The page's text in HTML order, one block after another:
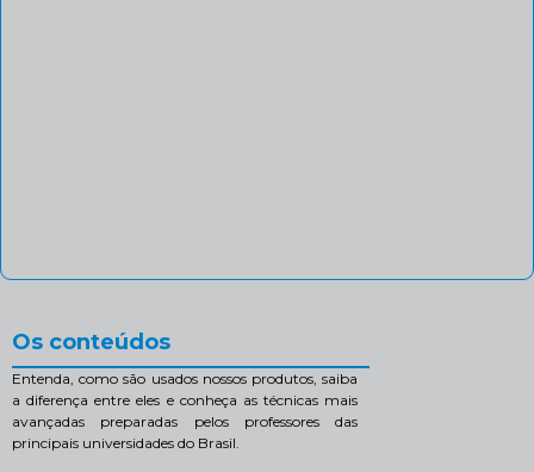
Os conteúdos
Entenda, como são usados nossos produtos, saiba
a diferença entre eles e conheça as técnicas mais
avançadas preparadas pelos professores das
principais universidades do Brasil.